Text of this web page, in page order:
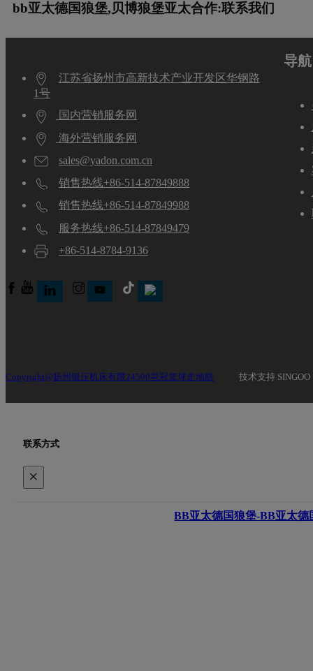
bb亚太德国狼堡,贝博狼堡亚太合作:联系我们
江苏省扬州市高新技术产业开发区华钢路
1号
国内营销服务网
海外营销服务网
sales@yadon.com.cn
销售热线+86-514-87849888
销售热线+86-514-87849988
服务热线+86-514-87849479
+86-514-8784-9136
导航
Copyright@扬州锻压机床有限24500皇冠篮球走地赔 技术支持 SINGOO
联系方式
×
BB亚太德国狼堡-BB亚太德